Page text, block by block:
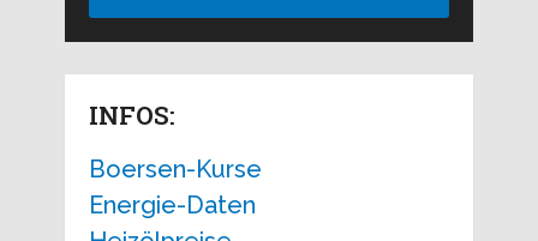
INFOS:
Boersen-Kurse
Energie-Daten